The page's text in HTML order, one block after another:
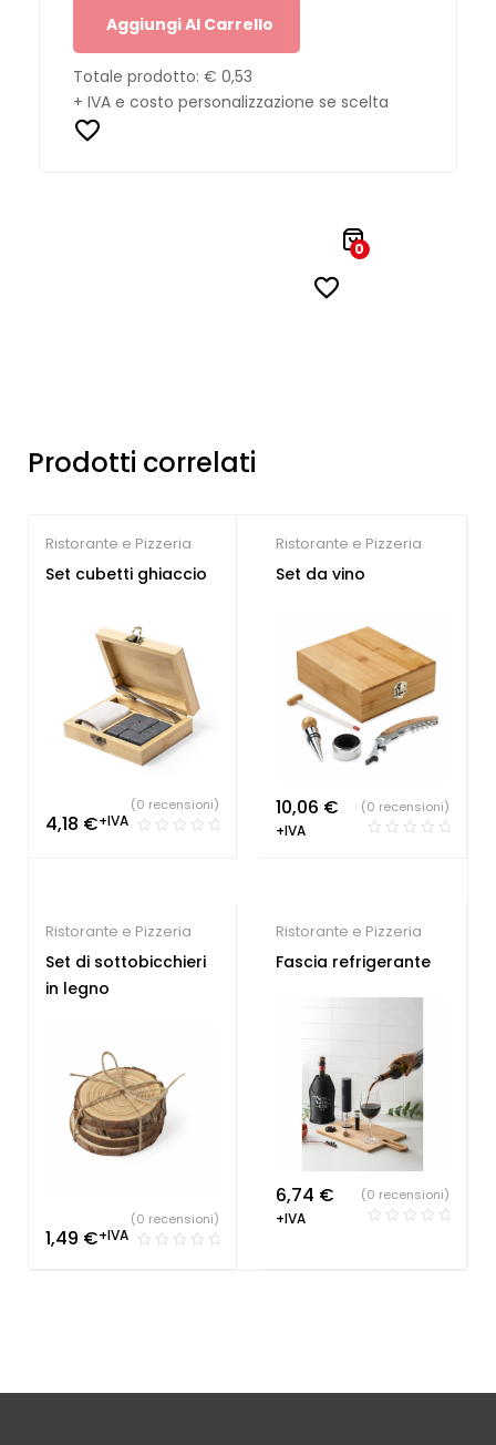
Aggiungi Al Carrello
Totale prodotto: € 0,53
+ IVA e costo personalizzazione se scelta
0
Prodotti correlati
Ristorante e Pizzeria
Set cubetti ghiaccio
4,18 €+IVA
(0 recensioni)
Ristorante e Pizzeria
Set da vino
10,06 €
+IVA
(0 recensioni)
Ristorante e Pizzeria
Set di sottobicchieri
in legno
1,49 €+IVA
(0 recensioni)
Ristorante e Pizzeria
Fascia refrigerante
6,74 €
+IVA
(0 recensioni)